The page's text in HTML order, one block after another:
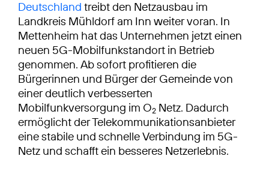
Deutschland treibt den Netzausbau im
Landkreis Mühldorf am Inn weiter voran. In
Mettenheim hat das Unternehmen jetzt einen
neuen 5G-Mobilfunkstandort in Betrieb
genommen. Ab sofort profitieren die
Bürgerinnen und Bürger der Gemeinde von
einer deutlich verbesserten
Mobilfunkversorgung im O2 Netz. Dadurch
ermöglicht der Telekommunikationsanbieter
eine stabile und schnelle Verbindung im 5G-
Netz und schafft ein besseres Netzerlebnis.